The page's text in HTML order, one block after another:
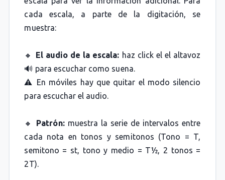
cada escala, a parte de la digitación, se
muestra:
🔸 El audio de la escala: haz click el el altavoz
🔊 para escuchar como suena.
⚠️ En móviles hay que quitar el modo silencio
para escuchar el audio.
🔸 Patrón:muestra la serie de intervalos entre
cada nota en tonos y semitonos (Tono = T,
semitono = st, tono y medio = T½, 2 tonos =
2T).